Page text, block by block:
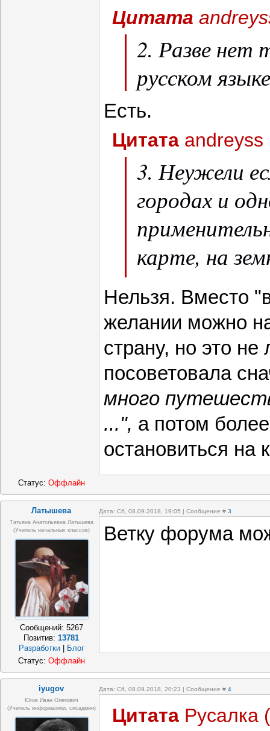
Цитата
2. Разве нет
русском
Есть.
Цитата andreyss
3. Неужели
городах и
карте, на
Побывала в
Нельзя. Вместо
желании можно
страну, но это
посоветовала
много
...", а потом
остановиться на
Статус: Оффлайн
Латышева Дата: Сб, 08.09.2018, 19:05 | Сообщение # 3
Татьяна Анатольевна Латышева
(учитель начальных классов)
Сообщений: 5267
Позитив:13781
Разработки
Блог
Ветку форума
Статус: Оффлайн
iyugov Дата: Сб, 08.09.2018, 20:23 | Сообщение # 4
Югов Иван Олегович
(Учитель информатики, сисадмин)
Цитата Русалка (